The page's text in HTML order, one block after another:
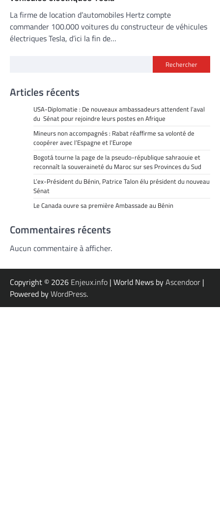
La firme de location d’automobiles Hertz compte
commander 100.000 voitures du constructeur de véhicules
électriques Tesla, d’ici la fin de…
Rechercher
Articles récents
USA-Diplomatie : De nouveaux ambassadeurs attendent l’aval
du Sénat pour rejoindre leurs postes en Afrique
Mineurs non accompagnés : Rabat réaffirme sa volonté de
coopérer avec l’Espagne et l’Europe
Bogotá tourne la page de la pseudo-république sahraouie et
reconnaît la souveraineté du Maroc sur ses Provinces du Sud
L’ex-Président du Bénin, Patrice Talon élu président du nouveau
Sénat
Le Canada ouvre sa première Ambassade au Bénin
Commentaires récents
Aucun commentaire à afficher.
Copyright © 2026 Enjeux.info | World News byAscendoor |
Powered byWordPress.